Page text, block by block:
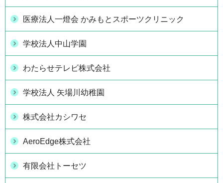
医療法人一燈会 かみもとスポーツクリニック
学校法人中山学園
わたらせテレビ株式会社
学校法人 矢場川幼稚園
株式会社カシワセ
AeroEdge株式会社
有限会社トーセツ